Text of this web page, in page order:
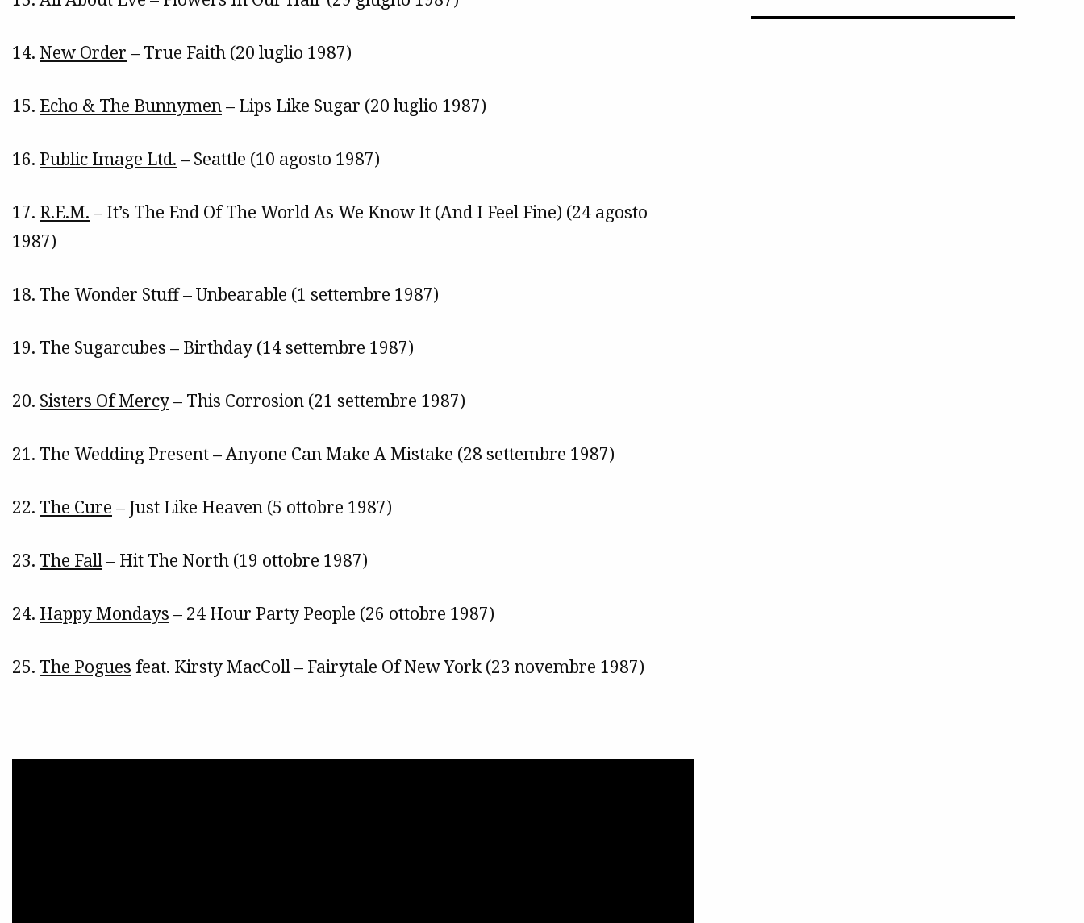
14. New Order – True Faith (20 luglio 1987)
15. Echo & The Bunnymen– Lips Like Sugar (20 luglio 1987)
16. Public Image Ltd. – Seattle (10 agosto 1987)
17. R.E.M. – It’s The End Of The World As We Know It (And I Feel Fine) (24 agosto
1987)
18. The Wonder Stuff – Unbearable (1 settembre 1987)
19. The Sugarcubes – Birthday (14 settembre 1987)
20. Sisters Of Mercy– This Corrosion (21 settembre 1987)
21. The Wedding Present – Anyone Can Make A Mistake (28 settembre 1987)
22. The Cure – Just Like Heaven (5 ottobre 1987)
23. The Fall– Hit The North (19 ottobre 1987)
24. Happy Mondays – 24 Hour Party People (26 ottobre 1987)
25. The Pogues feat. Kirsty MacColl – Fairytale Of New York (23 novembre 1987)